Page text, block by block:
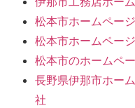
松本市ホームペー
松本市ホームペー
松本市のホームペ
長野県伊那市ホー
社